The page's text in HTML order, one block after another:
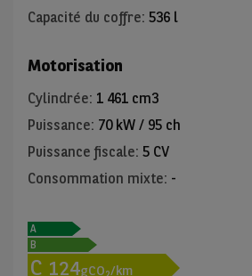
Capacité du coffre: 536 l
Motorisation
Cylindrée: 1 461 cm3
Puissance: 70 kW / 95 ch
Puissance fiscale: 5 CV
Consommation mixte: -
A
B
C 124gCO /km